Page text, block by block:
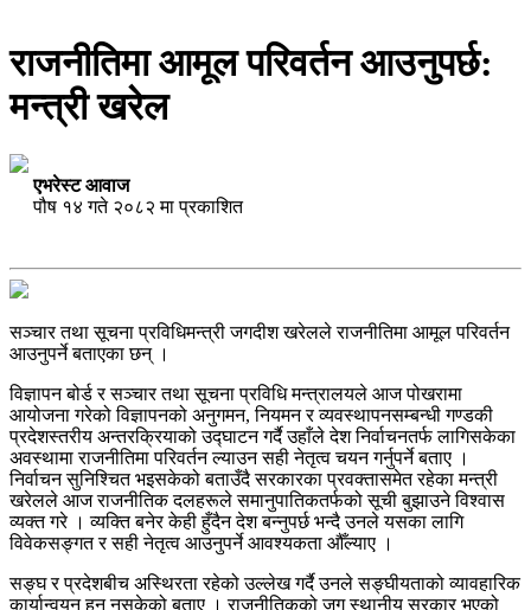
राजनीतिमा आमूल परिवर्तन आउनुपर्छ:
मन्त्री खरेल
एभरेस्ट आवाज
पौष १४ गते २०८२ मा प्रकाशित
सञ्चार तथा सूचना प्रविधिमन्त्री जगदीश खरेलले राजनीतिमा आमूल परिवर्तन
आउनुपर्ने बताएका छन् ।
विज्ञापन बोर्ड र सञ्चार तथा सूचना प्रविधि मन्त्रालयले आज पोखरामा
आयोजना गरेको विज्ञापनको अनुगमन, नियमन र व्यवस्थापनसम्बन्धी गण्डकी
प्रदेशस्तरीय अन्तरक्रियाको उद्घाटन गर्दै उहाँले देश निर्वाचनतर्फ लागिसकेका
अवस्थामा राजनीतिमा परिवर्तन ल्याउन सही नेतृत्व चयन गर्नुपर्ने बताए ।
निर्वाचन सुनिश्चित भइसकेको बताउँदै सरकारका प्रवक्तासमेत रहेका मन्त्री
खरेलले आज राजनीतिक दलहरूले समानुपातिकतर्फको सूची बुझाउने विश्वास
व्यक्त गरे । व्यक्ति बनेर केही हुँदैन देश बन्नुपर्छ भन्दै उनले यसका लागि
विवेकसङ्गत र सही नेतृत्व आउनुपर्ने आवश्यकता औँल्याए ।
सङ्घ र प्रदेशबीच अस्थिरता रहेको उल्लेख गर्दै उनले सङ्घीयताको व्यावहारिक
कार्यान्वयन हुन नसकेको बताए । राजनीतिकको जग स्थानीय सरकार भएको